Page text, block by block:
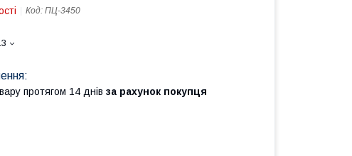
Код: ПЦ-3450
протягом 14 днів за рахунок покупця